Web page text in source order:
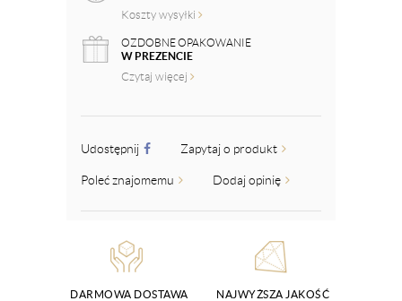
Koszty wysyłki
OZDOBNE OPAKOWANIE
W PREZENCIE
Czytaj więcej
Udostępnij Zapytaj o produkt
Poleć znajomemu Dodaj opinię
DARMOWA DOSTAWA
NAJWYŻSZA JAKOŚĆ